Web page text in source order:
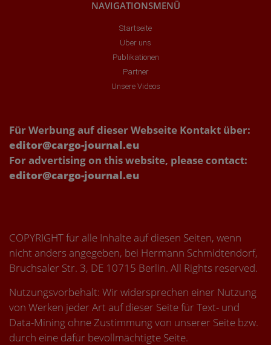
NAVIGATIONSMENÜ
Startseite
Über uns
Publikationen
Partner
Unsere Videos
Für Werbung auf dieser Webseite Kontakt über:
editor@cargo-journal.eu
For advertising on this website, please contact:
editor@cargo-journal.eu
COPYRIGHT für alle Inhalte auf diesen Seiten, wenn
nicht anders angegeben, bei Hermann Schmidtendorf,
Bruchsaler Str. 3, DE 10715 Berlin. All Rights reserved.
Nutzungsvorbehalt: Wir widersprechen einer Nutzung
von Werken jeder Art auf dieser Seite für Text- und
Data-Mining ohne Zustimmung von unserer Seite bzw.
durch eine dafür bevollmächtigte Seite.